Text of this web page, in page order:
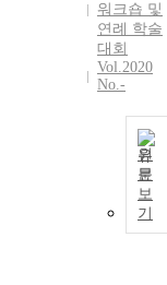
워크숍 및
연례 학술
대회
Vol.2020
No.-
원
문
보
기